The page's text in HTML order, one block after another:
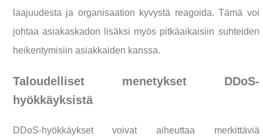
laajuudesta ja organisaation kyvystä reagoida. Tämä voi
johtaa asiakaskadon lisäksi myös pitkäaikaisiin suhteiden
heikentymisiin asiakkaiden kanssa.
Taloudelliset menetykset DDoS-
hyökkäyksistä
DDoS-hyökkäykset voivat aiheuttaa merkittäviä